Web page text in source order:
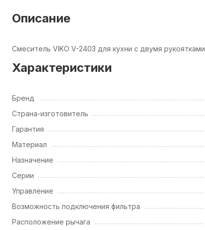
Описание
Смеситель VIKO V-2403 для кухни с двумя рукоятками
Характеристики
Бренд
Страна-изготовитель
Гарантия
Материал
Назначение
Серии
Управление
Возможность подключения фильтра
Расположение рычага